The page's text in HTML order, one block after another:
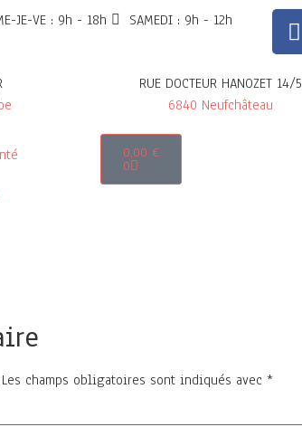
JE-VE : 9h - 18h SAMEDI : 9h - 12h
RUE DOCTEUR HANOZET 14/5
6840 Neufchâteau
0,00 €
0
Les champs obligatoires sont indiqués avec *